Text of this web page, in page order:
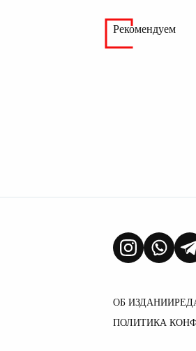
Рекомендуем
ОБ ИЗДАНИИ
ПОЛИТИКА